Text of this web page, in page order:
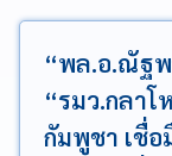
“พล.อ.ณัฐ
“รมว.กลาโ
กัมพูชา เชื่อ